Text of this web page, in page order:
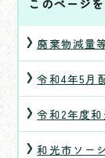
このページ
廃棄物減量
令和4年5月
令和2年度
和光市ソー